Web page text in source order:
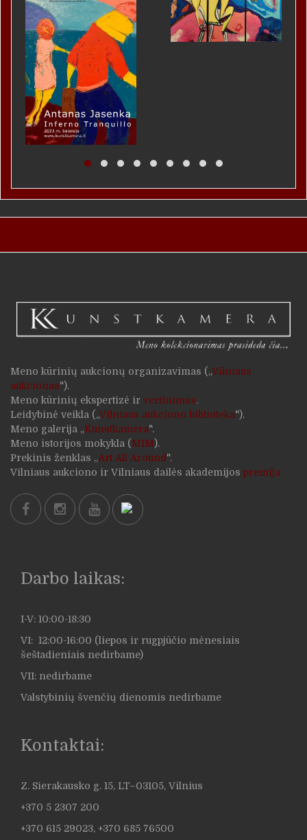
Meno kūrinių aukcionų organizavimas („Vilniaus
aukcionas").
Meno kūrinių ekspertizė ir vertinimas.
Leidybinė veikla („Vilniaus aukciono biblioteka").
Meno galerija „Kunstkamera".
Meno istorijos mokykla (MIM).
Prekinis ženklas „Art All Around ".
Vilniaus aukciono ir Vilniaus dailės akademijos premija
Darbo laikas:
I-V: 10:00-18:30
VI: 12:00-16:00 (liepos ir rugpjūčio mėnesiais
šeštadieniais nedirbame)
VII: nedirbame
Valstybinių švenčių dienomis nedirbame
Kontaktai:
Z. Sierakausko g. 15, LT–03105, Vilnius
+370 5 2307 200
+370 615 29023, +370 685 76500